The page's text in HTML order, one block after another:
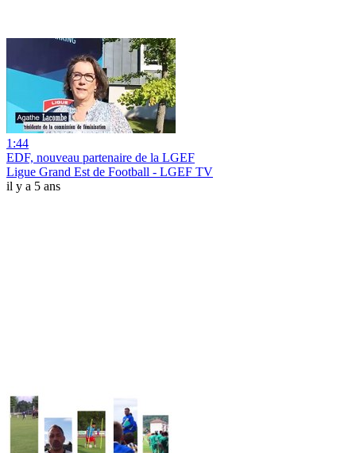
1:44
EDF, nouveau partenaire de la LGEF
Ligue Grand Est de Football - LGEF TV
il y a 5 ans